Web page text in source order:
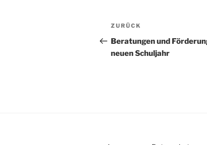
Vorheriger
Beitrag
ZURÜCK
Beratungen und
neuen Schuljahr